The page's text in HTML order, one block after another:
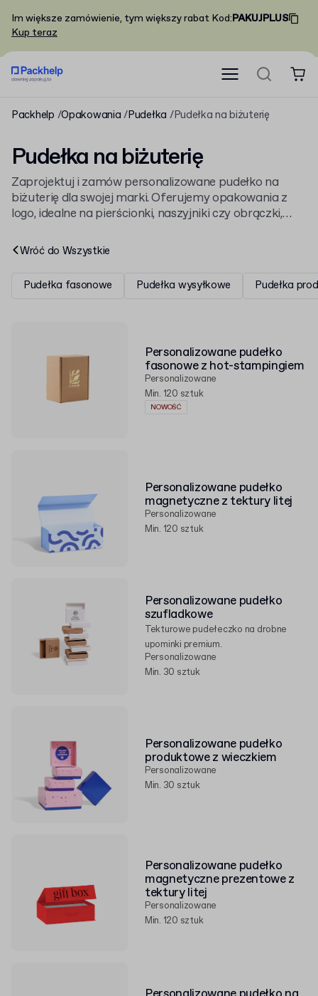
Im większe zamówienie, tym większy rabat Kod:PAKUJPLUS
Kup teraz
Packhelp Opakowania Pudełka Pudełka na biżuterię
Pudełka na biżuterię
Zaprojektuj i zamów personalizowane pudełko na
biżuterię dla swojej marki. Oferujemy opakowania z
logo, idealne na pierścionki, naszyjniki czy obrączki,
możesz zapakować swoje produkty, przeglądając
pudełka ozdobne z tektury litej
Wróć do Wszystkie
Pudełka fasonowe Pudełka wysyłkowe Pudełka
Personalizowane pudełko
fasonowe z hot-stampingiem
Personalizowane
Min. 120 sztuk
NOWOŚĆ
Personalizowane pudełko
magnetyczne z tektury litej
Personalizowane
Min. 120 sztuk
Personalizowane pudełko
szufladkowe
Tekturowe pudełeczko na drobne
upominki premium.
Personalizowane
Min. 30 sztuk
Personalizowane pudełko
produktowe z wieczkiem
Personalizowane
Min. 30 sztuk
Personalizowane pudełko
magnetyczne prezentowe z
tektury litej
Personalizowane
Min. 120 sztuk